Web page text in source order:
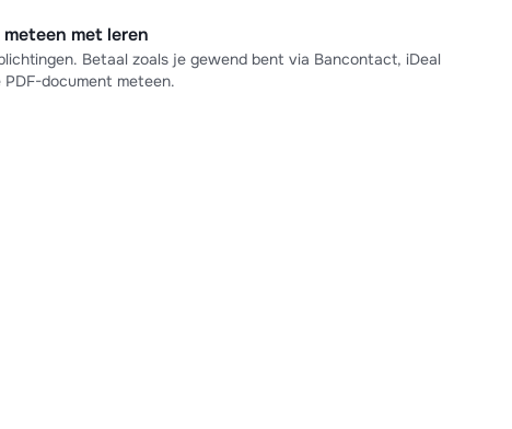
met leren
Betaal zoals je gewend bent via Bancontact, iDeal
document meteen.